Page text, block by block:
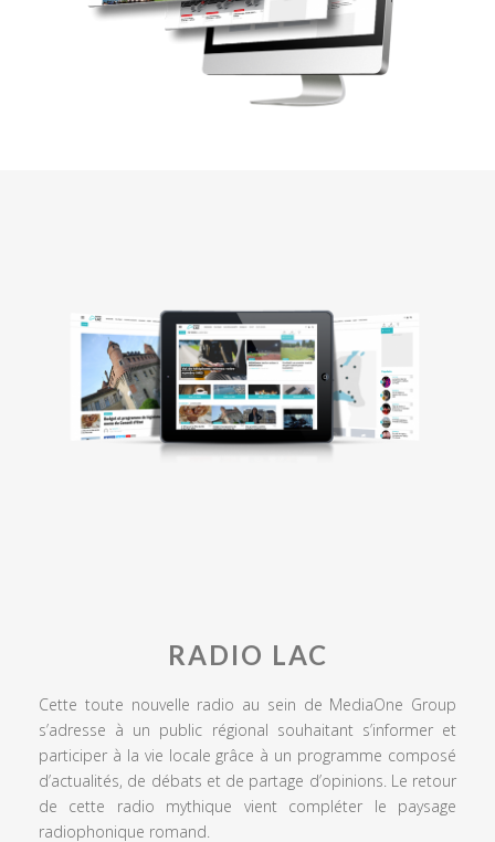
RADIO LAC
Cette toute nouvelle radio au sein de MediaOne Group
s’adresse à un public régional souhaitant s’informer et
participer à la vie locale grâce à un programme composé
d’actualités, de débats et de partage d’opinions. Le retour
de cette radio mythique vient compléter le paysage
radiophonique romand.